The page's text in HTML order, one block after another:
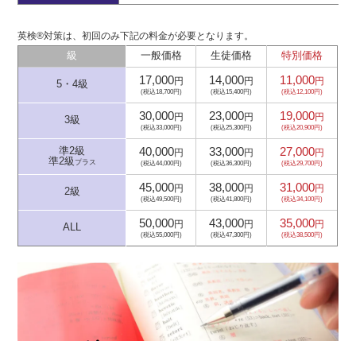
英検®対策は、初回のみ下記の料金が必要となります。
級 一般価格 生徒価格 特別価格
5・4級 17,000円
(税込18,700円)
14,000円
(税込15,400円)
11,000円
(税込12,100円)
3級 30,000円
(税込33,000円)
23,000円
(税込25,300円)
19,000円
(税込20,900円)
準2級
準2級 プラス
40,000円
(税込44,000円)
33,000円
(税込36,300円)
27,000円
(税込29,700円)
2級 45,000円
(税込49,500円)
38,000円
(税込41,800円)
31,000円
(税込34,100円)
ALL 50,000円
(税込55,000円)
43,000円
(税込47,300円)
35,000円
(税込38,500円)